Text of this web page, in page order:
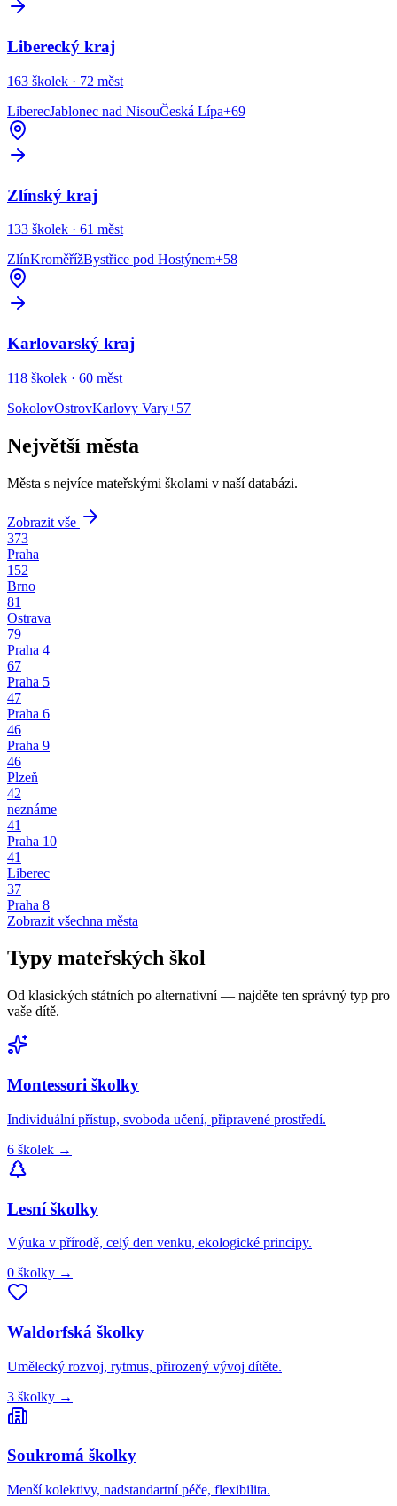
Liberecký kraj
163 školek · 72 měst
LiberecJablonec nad NisouČeská Lípa+69
Zlínský kraj
133 školek · 61 měst
ZlínKroměřížBystřice pod Hostýnem+58
Karlovarský kraj
118 školek · 60 měst
SokolovOstrovKarlovy Vary+57
Největší města
Města s nejvíce mateřskými školami v naší databázi.
Zobrazit vše
373
Praha
152
Brno
81
Ostrava
79
Praha 4
67
Praha 5
47
Praha 6
46
Praha 9
46
Plzeň
42
neznáme
41
Praha 10
41
Liberec
37
Praha 8
Zobrazit všechna města
Typy mateřských škol
Od klasických státních po alternativní — najděte ten správný typ pro
vaše dítě.
Montessori školky
Individuální přístup, svoboda učení, připravené prostředí.
6 školek →
Lesníškolky
Výuka v přírodě, celý den venku, ekologické principy.
0 školky →
Waldorfská školky
Umělecký rozvoj, rytmus, přirozený vývoj dítěte.
3 školky →
Soukromá školky
Menší kolektivy, nadstandartní péče, flexibilita.